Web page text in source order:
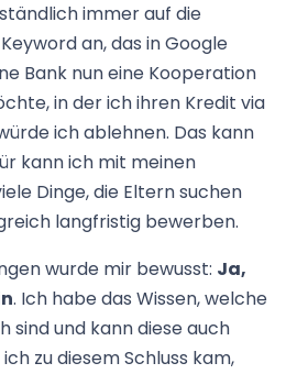
immer auf die
an, das in Google
Bank nun eine Kooperation
in der ich ihren Kredit via
ich ablehnen. Das kann
kann ich mit meinen
Dinge, die Eltern suchen
langfristig bewerben.
wurde mir bewusst: Ja,
. Ich habe das Wissen, welche
sind und kann diese auch
zu diesem Schluss kam,